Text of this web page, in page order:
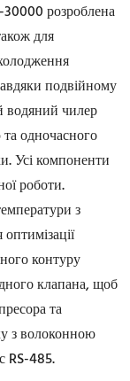
розроблена
для
подвійному
водяний чилер
одночасного
Усі компоненти
роботи.
з
контуру
клапана, щоб
та
з волоконною
RS-485.